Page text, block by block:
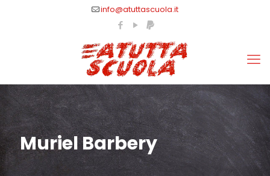
info@atuttascuola.it
Muriel Barbery